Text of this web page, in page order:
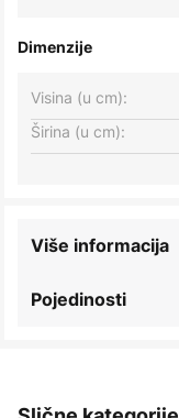
Dimenzije
Širina (u cm):
Visina (u cm):
Pojedinosti
Više informacija